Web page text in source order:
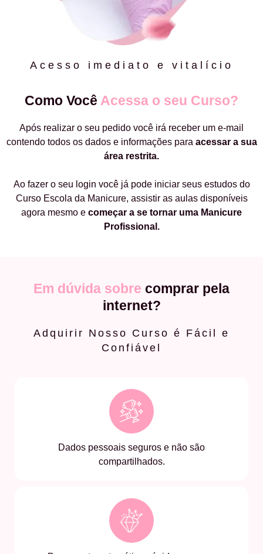
Acesso imediato e vitalício
Como Você Acessa o seu Curso?
Após realizar o seu pedido você irá receber um e-mail
contendo todos os dados e informações para acessar a sua
área restrita.
Ao fazer o seu login você já pode iniciar seus estudos do
Curso Escola da Manicure, assistir as aulas disponíveis
agora mesmo e começar a se tornar uma Manicure
Profissional.
Em dúvida sobre comprar pela
internet?
Adquirir Nosso Curso é Fácil e
Confiável
Dados pessoais seguros e não são
compartilhados.